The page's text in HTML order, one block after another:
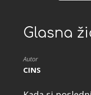
Glasna
Autor
CINS